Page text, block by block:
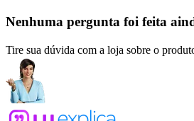
Nenhuma pergunta foi feita
Tire sua dúvida com a loja sobre o